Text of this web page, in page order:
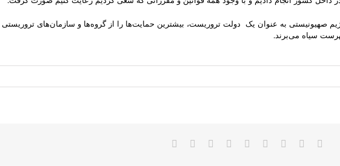
به عنوان یک دولت تروریست، بیشترین حمایت‌ها را از گروه‌ها و سازمان‌های تروریستی
سیاه می‌برند.
Facebook
Twitter
Reddit
LinkedIn
WhatsApp
Tumblr
Pinterest